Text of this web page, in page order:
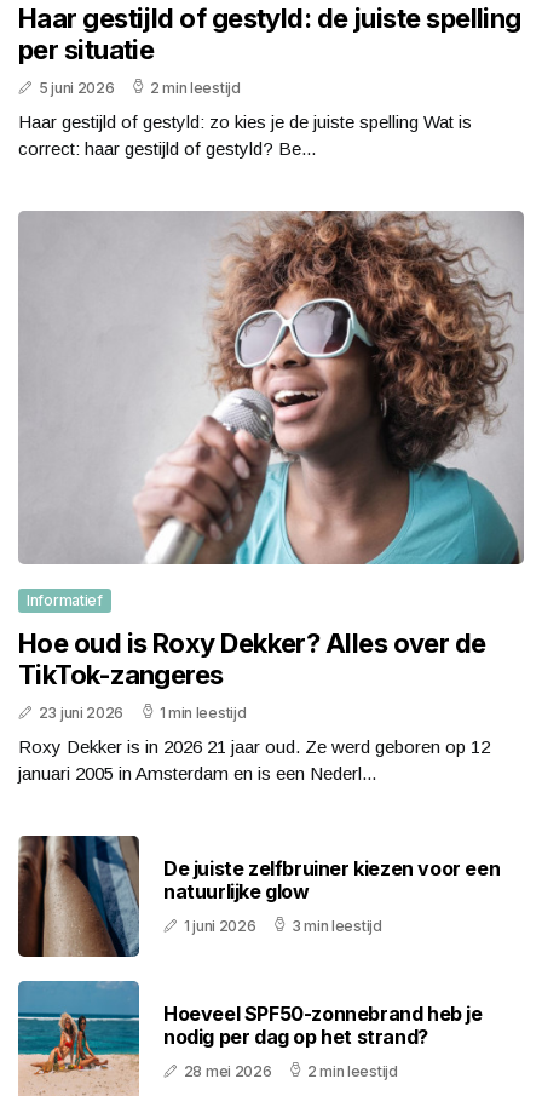
Haar gestijld of gestyld: de juiste spelling
per situatie
5 juni 2026 2 min leestijd
Haar gestijld of gestyld: zo kies je de juiste spelling Wat is
correct: haar gestijld of gestyld? Be...
Informatief
Hoe oud is Roxy Dekker? Alles over de
TikTok-zangeres
23 juni 2026 1 min leestijd
Roxy Dekker is in 2026 21 jaar oud. Ze werd geboren op 12
januari 2005 in Amsterdam en is een Nederl...
De juiste zelfbruiner kiezen voor een
natuurlijke glow
1 juni 2026 3 min leestijd
Hoeveel SPF50-zonnebrand heb je
nodig per dag op het strand?
28 mei 2026 2 min leestijd